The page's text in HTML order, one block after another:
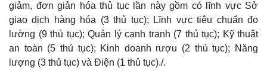
giảm, đơn giản hóa thủ tục lần này gồm có lĩnh vực Sở
giao dịch hàng hóa (3 thủ tục); Lĩnh vực tiêu chuẩn đo
lường (9 thủ tục); Quản lý cạnh tranh (7 thủ tục); Kỹ thuật
an toàn (5 thủ tục); Kinh doanh rượu (2 thủ tục); Năng
lượng (3 thủ tục) và Điện (1 thủ tục)./.